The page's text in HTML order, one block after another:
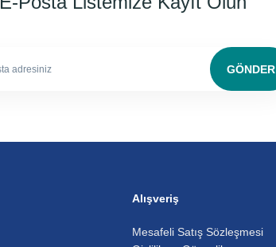
GÖNDER
Alışveriş
Mesafeli Satış Sözleşmesi